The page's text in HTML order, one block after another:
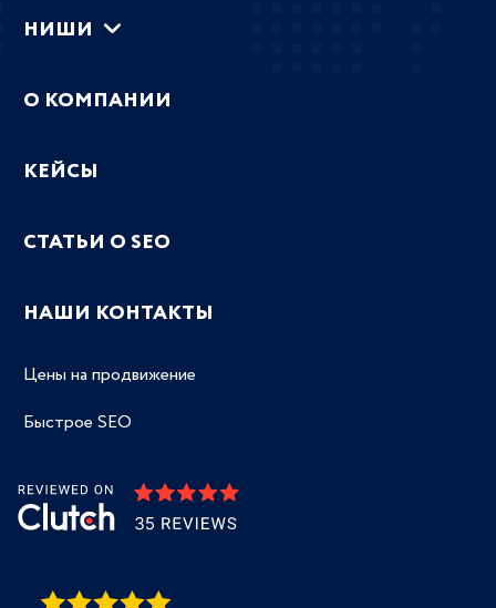
НИШИ
О КОМПАНИИ
КЕЙСЫ
СТАТЬИ О SEO
НАШИ КОНТАКТЫ
Цены на продвижение
Быстрое SEO